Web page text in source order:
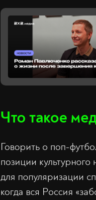
Что такое
Говорить о поп-
позиции
для популяризации
когда вся Россия